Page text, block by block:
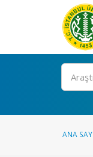
Ara
ANA